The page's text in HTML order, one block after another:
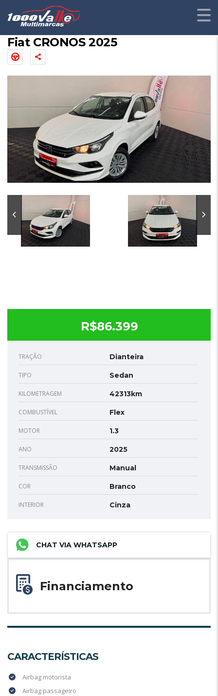
Fiat CRONOS 2025
R$86.399
TRAÇÃO Dianteira
TIPO Sedan
KILOMETRAGEM 42313km
COMBUSTÍVEL Flex
MOTOR 1.3
ANO 2025
TRANSMISSÃO Manual
COR Branco
INTERIOR Cinza
CHAT VIA WHATSAPP
Financiamento
CARACTERÍSTICAS
Airbag motorista
Airbag passageiro